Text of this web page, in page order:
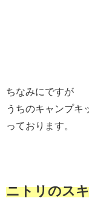
ちなみにですが
うちのキャンプキ
っております。
ニトリのス